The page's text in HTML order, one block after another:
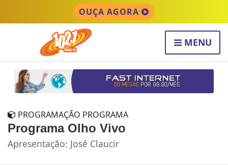
OUÇA AGORA
MENU
PROGRAMAÇÃO PROGRAMA
Programa Olho Vivo
Apresentação: José Claucir